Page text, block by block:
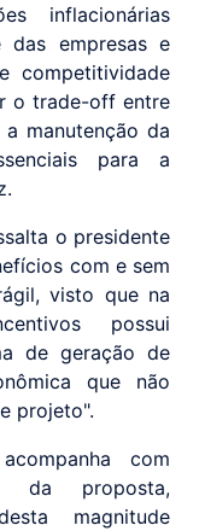
inflacionárias
das empresas e
competitividade
o trade-off entre
manutenção da
para a
o presidente
com e sem
visto que na
possui
de geração de
que não
projeto".
com
da proposta,
magnitude